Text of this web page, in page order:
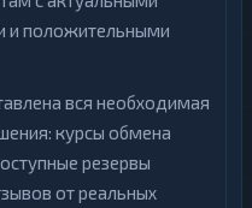
и положительными
вся необходимая
курсы обмена
резервы
от реальных